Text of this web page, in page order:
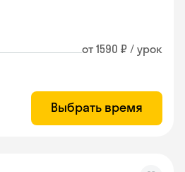
от 1590 ₽ / урок
Выбрать время